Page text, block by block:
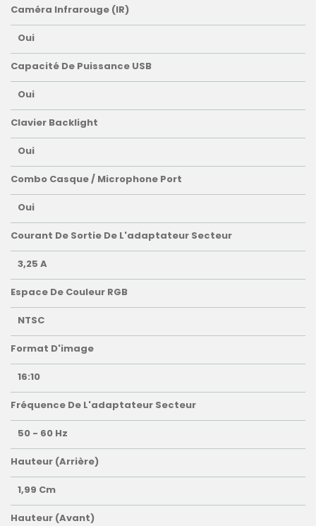
Caméra Infrarouge (IR)
Oui
Capacité De Puissance USB
Oui
Clavier Backlight
Oui
Combo Casque / Microphone Port
Oui
Courant De Sortie De L'adaptateur Secteur
3,25 A
Espace De Couleur RGB
NTSC
Format D'image
16:10
Fréquence De L'adaptateur Secteur
50 - 60 Hz
Hauteur (arrière)
1,99 Cm
Hauteur (avant)